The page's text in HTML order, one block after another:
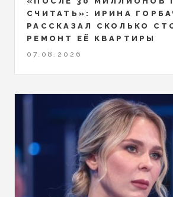
СЧИТАТЬ»: ИРИНА
РАССКАЗАЛ СКОЛЬКО
РЕМОНТ ЕЁ КВАРТИРЫ
07.08.2026